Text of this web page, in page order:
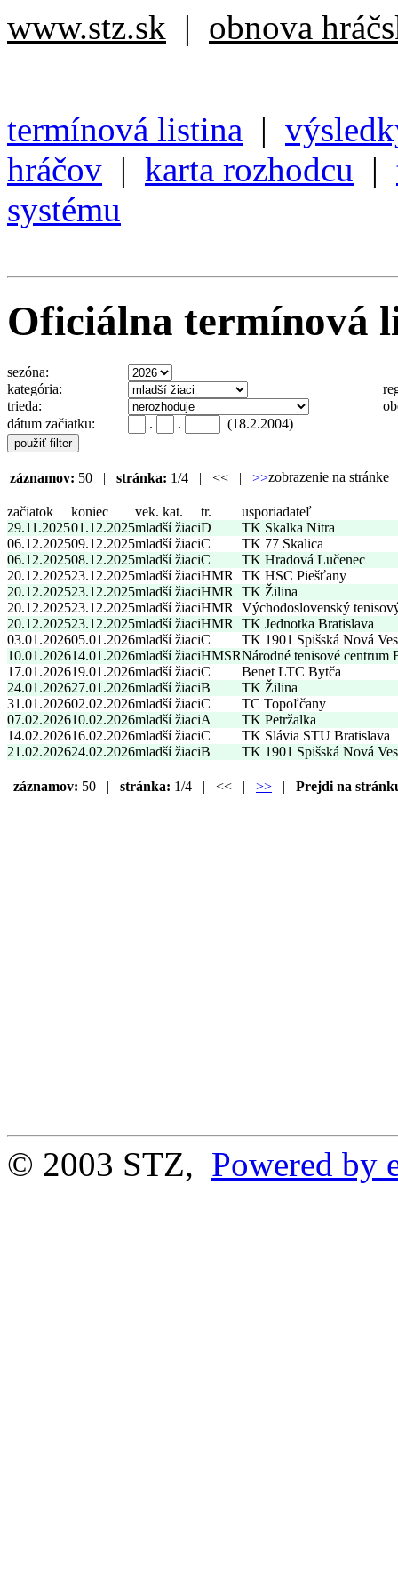
www.stz.sk | obnova
termínová listina |
hráčov | karta rozhodcu |
systému
Oficiálna termínová
sezóna:
kategória:
trieda:
dátum začiatku:
. . (18.2.2004)
záznamov: 50 | stránka: 1/4 | << | >>zobrazenie na
začiatok koniec vek. kat. tr.
usporiadateľ
29.11.202501.12.2025mladší žiaciD
TK Skalka Nitra
06.12.202509.12.2025mladší žiaciC
TK 77 Skalica
06.12.202508.12.2025mladší žiaciC
TK Hradová Lučenec
20.12.202523.12.2025mladší žiaciHMR
TK HSC Piešťany
20.12.202523.12.2025mladší žiaciHMR
TK Žilina
20.12.202523.12.2025mladší žiaciHMR
Východoslovenský
20.12.202523.12.2025mladší žiaciHMR
TK Jednotka Bratislava
03.01.202605.01.2026mladší žiaciC
TK 1901 Spišská Nová Ves
10.01.202614.01.2026mladší žiaciHMSRNárodné tenisové centrum
17.01.202619.01.2026mladší žiaciC
Benet LTC Bytča
24.01.202627.01.2026mladší žiaciB
TK Žilina
31.01.202602.02.2026mladší žiaciC
TC Topoľčany
07.02.202610.02.2026mladší žiaciA
TK Petržalka
14.02.202616.02.2026mladší žiaciC
TK Slávia STU Bratislava
21.02.202624.02.2026mladší žiaciB TK 1901 Spišská Nová Ves
záznamov: 50 | stránka: 1/4 | << | >> | Prejdi na
© 2003 STZ, Powered by